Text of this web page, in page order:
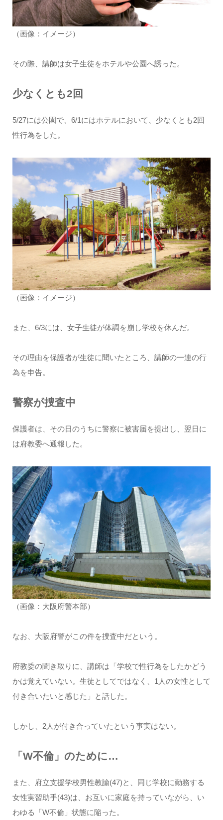
（画像：イメージ）
その際、講師は女子生徒をホテルや公園へ誘った。
少なくとも2回
5/27には公園で、6/1にはホテルにおいて、少なくとも2回
性行為をした。
（画像：イメージ）
また、6/3には、女子生徒が体調を崩し学校を休んだ。
その理由を保護者が生徒に聞いたところ、講師の一連の行
為を申告。
警察が捜査中
保護者は、その日のうちに警察に被害届を提出し、翌日に
は府教委へ通報した。
（画像：大阪府警本部）
なお、大阪府警がこの件を捜査中だという。
府教委の聞き取りに、講師は「学校で性行為をしたかどう
かは覚えていない。生徒としてではなく、1人の女性として
付き合いたいと感じた」と話した。
しかし、2人が付き合っていたという事実はない。
「W不倫」のために…
また、府立支援学校男性教諭(47)と、同じ学校に勤務する
女性実習助手(43)は、お互いに家庭を持っていながら、い
わゆる「W不倫」状態に陥った。